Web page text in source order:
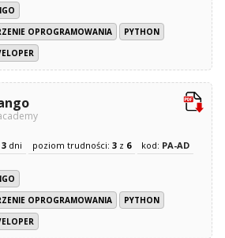
OPROGRAMOWANIA
PYTHON
3dni poziom trudności: 3z 6 kod: PA-AD
OPROGRAMOWANIA
PYTHON